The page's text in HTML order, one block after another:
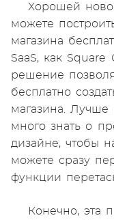
Хорошей
можете
магазина
SaaS, как
решение
бесплатно
магазина. Лучше
много знать о
дизайне, чтобы
можете сразу
функции
Конечно, эта